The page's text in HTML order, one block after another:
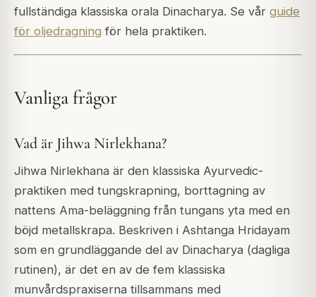
fullständiga klassiska orala Dinacharya. Se vår guide
för oljedragning för hela praktiken.
Vanliga frågor
Vad är Jihwa Nirlekhana?
Jihwa Nirlekhana är den klassiska Ayurvedic-
praktiken med tungskrapning, borttagning av
nattens Ama-beläggning från tungans yta med en
böjd metallskrapa. Beskriven i Ashtanga Hridayam
som en grundläggande del av Dinacharya (dagliga
rutinen), är det en av de fem klassiska
munvårdspraxiserna tillsammans med